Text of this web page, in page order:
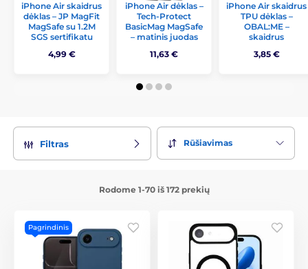
iPhone Air skaidrus
dėklas – JP MagFit
MagSafe su 1.2M
SGS sertifikatu
4,99 €
iPhone Air dėklas –
Tech-Protect
BasicMag MagSafe
– matinis juodas
11,63 €
iPhone Air skaidrus
TPU dėklas –
OBAL:ME –
skaidrus
3,85 €
Filtras Rūšiavimas
Rodome 1-70 iš 172 prekių
Pagrindinis